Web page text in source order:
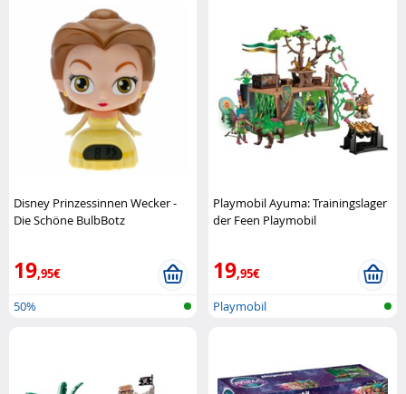
Disney Prinzessinnen Wecker -
Die Schöne BulbBotz
19,95€
50%
Playmobil Ayuma: Trainingslager
der Feen Playmobil
19,95€
Playmobil